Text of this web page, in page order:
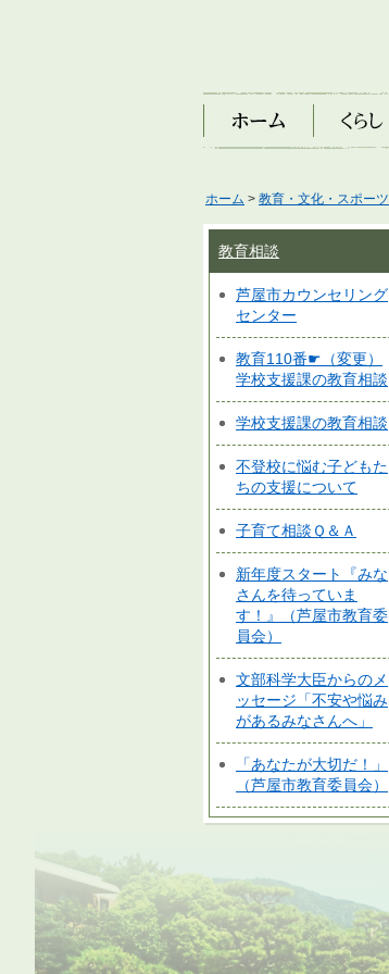
ホーム くらし
ホーム > 教育・文化・スポーツ
教育相談
芦屋市カウンセリング
センター
教育110番☛（変更）
学校支援課の教育相談
学校支援課の教育相談
不登校に悩む子どもた
ちの支援について
子育て相談Ｑ＆Ａ
新年度スタート『みな
さんを待っていま
す！』（芦屋市教育委
員会）
文部科学大臣からのメ
ッセージ「不安や悩み
があるみなさんへ」
「あなたが大切だ！」
（芦屋市教育委員会）